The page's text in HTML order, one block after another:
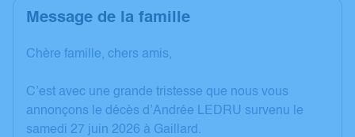
Message de la famille
Chère famille, chers amis,
C’est avec une grande tristesse que nous vous
annonçons le décès d’Andrée LEDRU survenu le
samedi 27 juin 2026 à Gaillard.